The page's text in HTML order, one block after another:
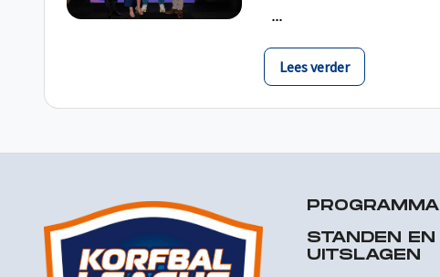
Lees verder
PROGRAMMA
STANDEN EN
UITSLAGEN